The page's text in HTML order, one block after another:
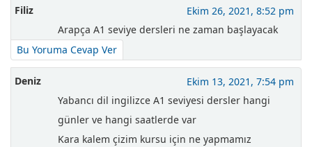
Filiz
Ekim 26, 2021, 8:52 pm
Arapça A1 seviye dersleri ne zaman başlayacak
Bu Yoruma Cevap Ver
Deniz
Ekim 13, 2021, 7:54 pm
Yabancı dil ingilizce A1 seviyesi dersler hangi
günler ve hangi saatlerde var
Kara kalem çizim kursu için ne yapmamız